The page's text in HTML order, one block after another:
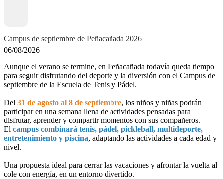
Campus de septiembre de Peñacañada 2026
06/08/2026
Aunque el verano se termine, en Peñacañada todavía queda tiempo
para seguir disfrutando del deporte y la diversión con el Campus de
septiembre de la Escuela de Tenis y Pádel.
Del 31 de agosto al 8 de septiembre, los niños y niñas podrán
participar en una semana llena de actividades pensadas para
disfrutar, aprender y compartir momentos con sus compañeros.
El campus combinará tenis, pádel, pickleball, multideporte,
entretenimiento y piscina, adaptando las actividades a cada edad y
nivel.
Una propuesta ideal para cerrar las vacaciones y afrontar la vuelta al
cole con energía, en un entorno divertido.